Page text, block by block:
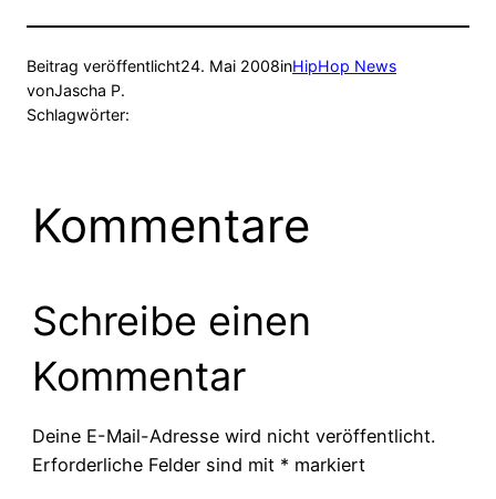
Beitrag veröffentlicht24. Mai 2008inHipHop News
vonJascha P.
Schlagwörter:
Kommentare
Schreibe einen
Kommentar
Deine E-Mail-Adresse wird nicht veröffentlicht.
Erforderliche Felder sind mit * markiert